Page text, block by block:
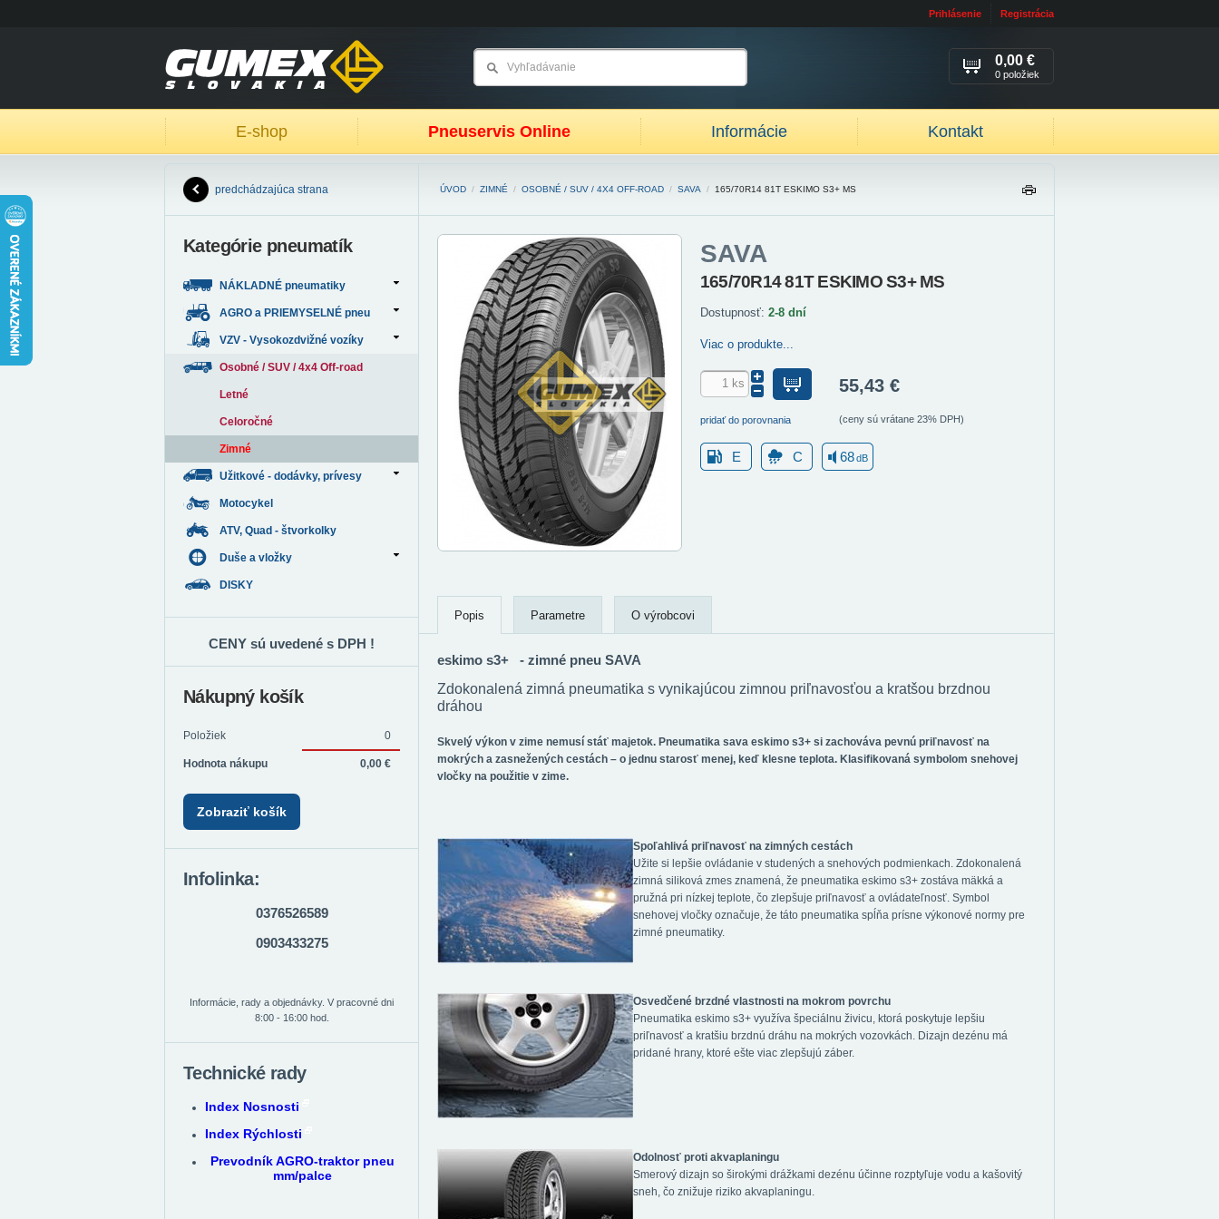
Prihlásenie Registrácia
E-shop Pneuservis Online Informácie Kontakt
0,00 €
0 položiek
ÚVOD / ZIMNÉ / OSOBNÉ / SUV / 4X4 OFF-ROAD / SAVA /
165/70R14 81T ESKIMO S3+ MS
IŤ
SAVA
165/70R14 81T ESKIMO S3+ MS
Dostupnosť: 2-8 dní
Viac o produkte...
pridať do porovnania
55,43 €
(ceny sú vrátane 23% DPH)
E C 68dB
Popis Parametre O výrobcovi
eskimo s3+ - zimné pneu SAVA
Zdokonalená zimná pneumatika s vynikajúcou zimnou priľnavosťou a kratšou brzdnou
dráhou
Skvelý výkon v zime nemusí stáť majetok. Pneumatika sava eskimo s3+ si zachováva pevnú priľnavosť na
mokrých a zasnežených cestách – o jednu starosť menej, keď klesne teplota. Klasifikovaná symbolom snehovej
vločky na použitie v zime.
Spoľahlivá priľnavosť na zimných cestách
Užite si lepšie ovládanie v studených a snehových podmienkach. Zdokonalená
zimná siliková zmes znamená, že pneumatika eskimo s3+ zostáva mäkká a
pružná pri nízkej teplote, čo zlepšuje priľnavosť a ovládateľnosť. Symbol
snehovej vločky označuje, že táto pneumatika spĺňa prísne výkonové normy pre
zimné pneumatiky.
Osvedčené brzdné vlastnosti na mokrom povrchu
Pneumatika eskimo s3+ využíva špeciálnu živicu, ktorá poskytuje lepšiu
priľnavosť a kratšiu brzdnú dráhu na mokrých vozovkách. Dizajn dezénu má
pridané hrany, ktoré ešte viac zlepšujú záber.
Odolnosť proti akvaplaningu
Smerový dizajn so širokými drážkami dezénu účinne rozptyľuje vodu a kašovitý
sneh, čo znižuje riziko akvaplaningu.
predchádzajúca strana
Kategórie pneumatík
NÁKLADNÉ pneumatiky
AGRO a PRIEMYSELNÉ pneu
VZV - Vysokozdvižné vozíky
Osobné / SUV / 4x4 Off-road
Letné
Celoročné
Zimné
Užitkové - dodávky, prívesy
Motocykel
ATV, Quad - štvorkolky
Duše a vložky
DISKY
CENY sú uvedené s DPH !
Nákupný košík
Položiek 0
Hodnota nákupu 0,00 €
Zobraziť košík
Infolinka:
0376526589
0903433275
Informácie, rady a objednávky. V pracovné dni
8:00 - 16:00 hod.
Technické rady
Index Nosnosti
Index Rýchlosti
Prevodník AGRO-traktor pneu
mm/palce